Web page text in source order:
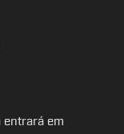
entrará em